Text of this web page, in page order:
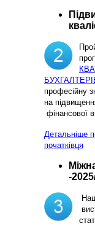
професійну
на
фінансової
Детальніше
початківця
-